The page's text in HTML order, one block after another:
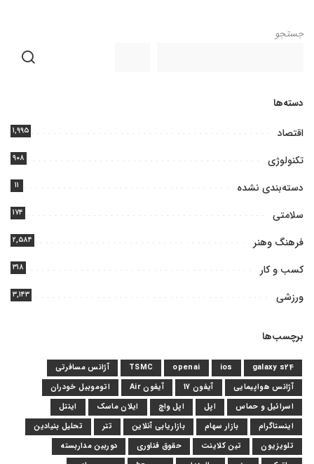
جستجو
دسته‌ها
اقتصاد ۱,۹۹۵
تکنولوژی ۹۰۸
دسته‌بندی نشده ۱۱
سلامتی ۱۷۴
فرهنگ وهنر ۲,۵۸۴
کسب و کار ۳۱۸
ورزشی ۳,۱۴۳
برچسب‌ها
galaxy s24
ios
openai
TSMC
آژانس مسافرتی
آژانس هواپیمایی
آیفون 17 آیفون Air
اتوموبیل خودران
اسرائیل و حماس
اپل اپل واچ ایلان ماسک
اینتل
اینستاگرام
بازار سهام بازاریابی آنلاین تتر
تحلیل بنیادین
تلویزیون
تین کلاینت حقوق فناوری
دوربین مداربسته